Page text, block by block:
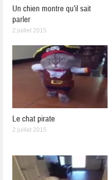
Un chien montre qu’il sait
parler
2 juillet 2015
Le chat pirate
2 juillet 2015